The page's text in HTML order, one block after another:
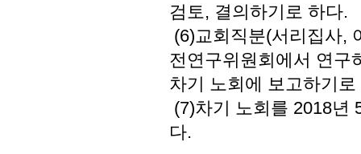
검토, 결의하기로 하다.
(6)교회직분(서리집사,
전연구위원회에서 연구
차기 노회에 보고하기로
(7)차기 노회를 2018년
다.